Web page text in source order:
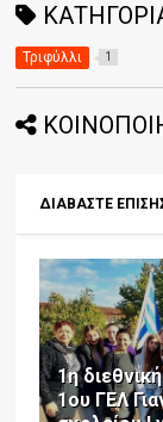
Τριφύλλι 1
ΔΙΑΒΑΣΤΕ
1η
1ου ΓΕΛ